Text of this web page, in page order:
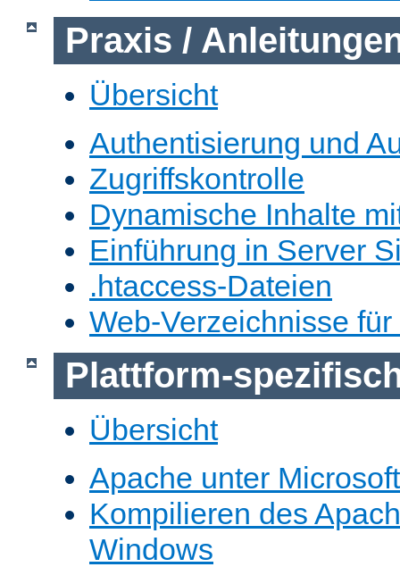
Praxis /
Übersicht
Authentisierung und
Zugriffskontrolle
Dynamische Inhalte
Einführung in Server
.htaccess-Dateien
Web-Verzeichnisse
Plattform-
Übersicht
Apache unter
Kompilieren des
Windows